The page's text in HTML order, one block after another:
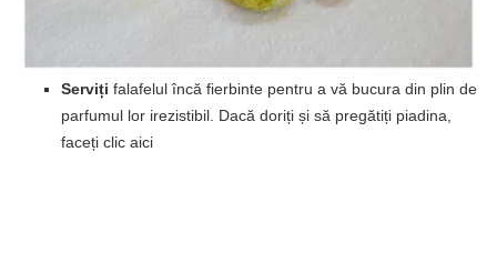
Serviți falafelul încă fierbinte pentru a vă bucura din plin de
parfumul lor irezistibil. Dacă doriți și să pregătiți piadina,
faceți clic aici